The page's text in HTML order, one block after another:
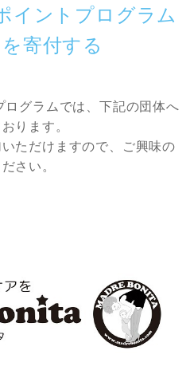
イントプログラム
寄付する
グラムでは、下記の団体へ
ります。
ただけますので、ご興味の
さい。